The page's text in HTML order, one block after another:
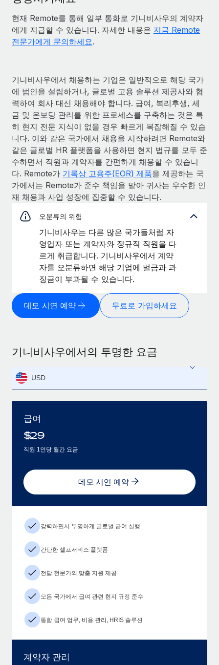
현재 Remote를 통해 일부 통화로 기니비사우의 계약자
에게 지급할 수 있습니다. 자세한 내용은 지금 Remote
전문가에게 문의하세요.
기니비사우에서 채용하는 기업은 일반적으로 해당 국가
에 법인을 설립하거나, 글로벌 고용 솔루션 제공사와 협
력하여 회사 대신 채용해야 합니다. 급여, 복리후생, 세
금 및 온보딩 관리를 위한 프로세스를 구축하는 것은 특
히 현지 전문 지식이 없을 경우 빠르게 복잡해질 수 있습
니다. 이와 같은 국가에서 채용을 시작하려면 Remote와
같은 글로벌 HR 플랫폼을 사용하면 현지 법규를 모두 준
수하면서 직원과 계약자를 간편하게 채용할 수 있습니
다. Remote가 기록상 고용주(EOR) 제품을 제공하는 국
가에서는 Remote가 준수 책임을 맡아 귀사는 우수한 인
재 채용과 사업 성장에 집중할 수 있습니다.
오분류의 위험
기니비사우는 다른 많은 국가들처럼 자
영업자 또는 계약자와 정규직 직원을 다
르게 취급합니다. 기니비사우에서 계약
자를 오분류하면 해당 기업에 벌금과 과
징금이 부과될 수 있습니다.
데모 시연 예약 무료로 가입하세요
기니비사우에서의 투명한 요금
USD
급여
$29
직원 1인당 월간 요금
데모 시연 예약
강력하면서 투명하게 글로벌 급여 실행
간단한 셀프서비스 플랫폼
전담 전문가의 맞춤 지원 제공
모든 국가에서 급여 관련 현지 규정 준수
통합 급여 업무, 비용 관리, HRIS 솔루션
계약자 관리